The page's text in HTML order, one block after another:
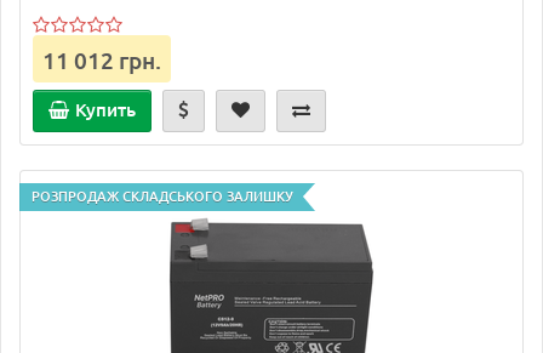
11 012 грн.
Купить
РОЗПРОДАЖ СКЛАДСЬКОГО ЗАЛИШКУ